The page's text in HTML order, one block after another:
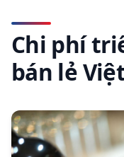
Chi phí
bán lẻ